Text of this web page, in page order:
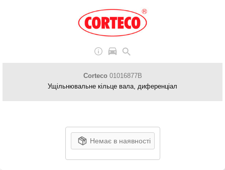
Corteco01016877B
Ущільнювальне кільце вала, диференціал
Немає в наявності